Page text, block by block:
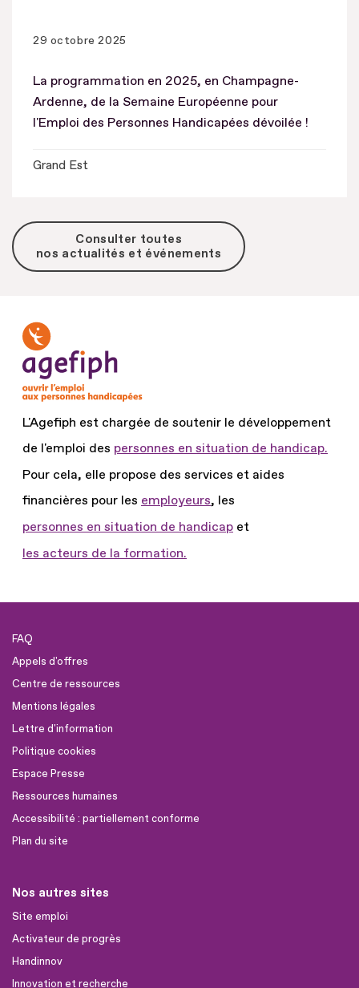
29 octobre 2025
La programmation en 2025, en Champagne-
Ardenne, de la Semaine Européenne pour
l'Emploi des Personnes Handicapées dévoilée !
Grand Est
Consulter toutes
nos actualités et événements
L'Agefiph est chargée de soutenir le développement
de l'emploi des personnes en situation de handicap.
Pour cela, elle propose des services et aides
financières pour les employeurs, les
personnes en situation de handicap et
les acteurs de la formation.
FAQ
Appels d'offres
Centre de ressources
Mentions légales
Lettre d'information
Politique cookies
Espace Presse
Ressources humaines
Accessibilité : partiellement conforme
Plan du site
Nos autres sites
Site emploi
Activateur de progrès
Handinnov
Innovation et recherche